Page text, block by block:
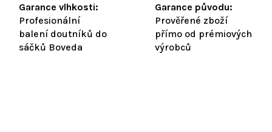
Garance vlhkosti:
Profesionální
balení doutníků do
sáčků Boveda
Garance původu:
Prověřené zboží
přímo od prémiových
výrobců